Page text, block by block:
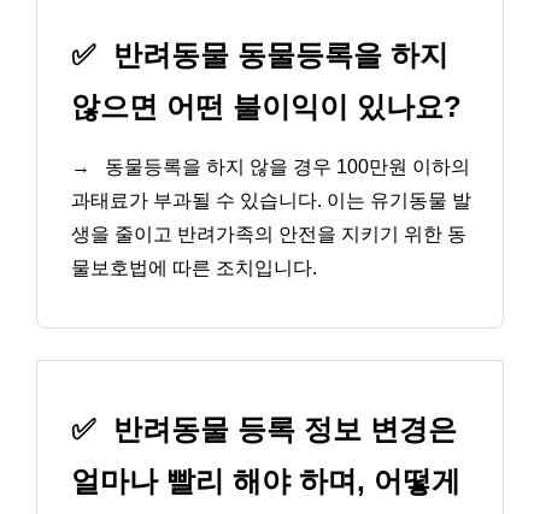
✅
반려동물 동물등록을 하지
않으면 어떤 불이익이 있나요?
→
동물등록을 하지 않을 경우 100만원 이하의
과태료가 부과될 수 있습니다. 이는 유기동물 발
생을 줄이고 반려가족의 안전을 지키기 위한 동
물보호법에 따른 조치입니다.
✅
반려동물 등록 정보 변경은
얼마나 빨리 해야 하며, 어떻게